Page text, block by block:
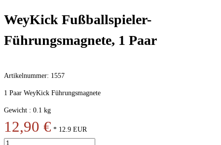
WeyKick Fußballspieler-
Führungsmagnete, 1 Paar
Artikelnummer: 1557
1 Paar WeyKick Führungsmagnete
Gewicht : 0.1 kg
12,90 € * 12.9 EUR